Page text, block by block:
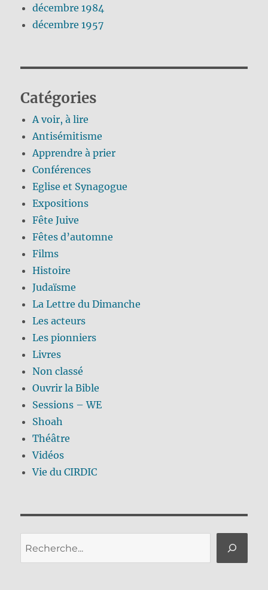
décembre 1984
décembre 1957
Catégories
A voir, à lire
Antisémitisme
Apprendre à prier
Conférences
Eglise et Synagogue
Expositions
Fête Juive
Fêtes d’automne
Films
Histoire
Judaïsme
La Lettre du Dimanche
Les acteurs
Les pionniers
Livres
Non classé
Ouvrir la Bible
Sessions – WE
Shoah
Théâtre
Vidéos
Vie du CIRDIC